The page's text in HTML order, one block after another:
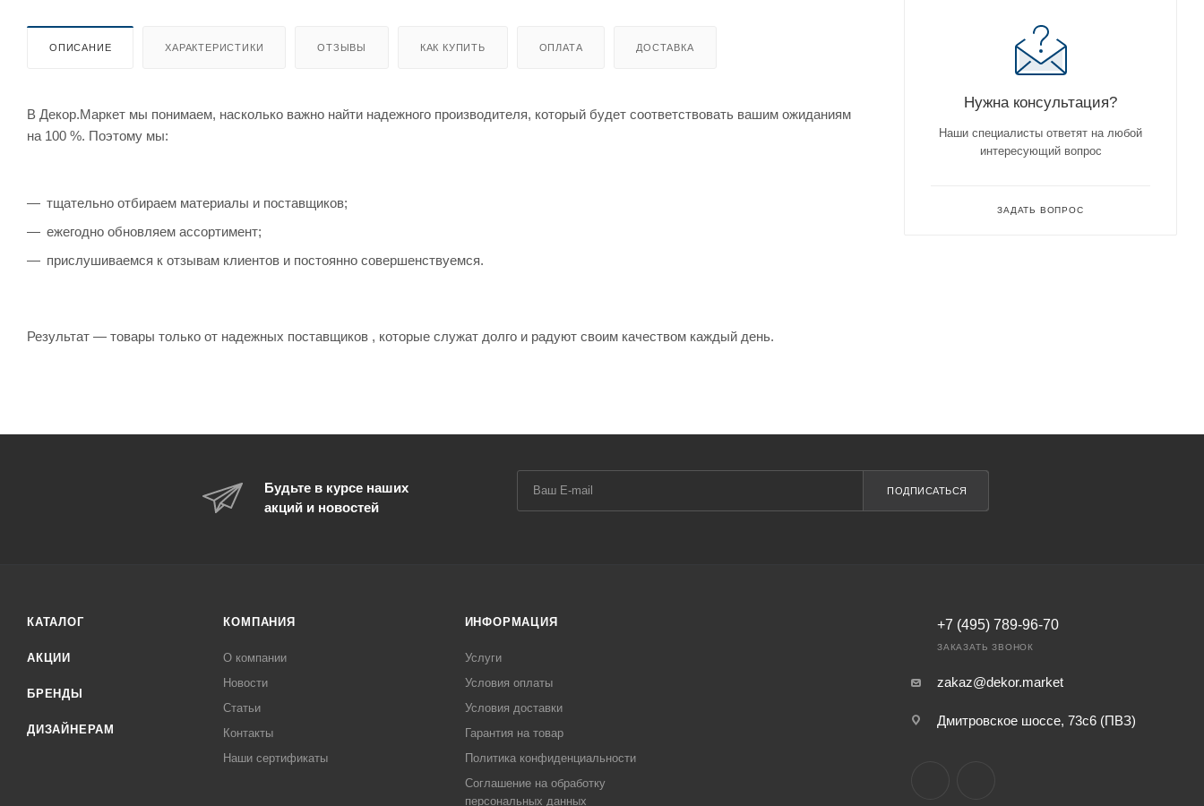
ОПИСАНИЕ ХАРАКТЕРИСТИКИ ОТЗЫВЫ КАК КУПИТЬ ОПЛАТА ДОСТАВКА
В Декор.Маркет мы понимаем, насколько важно найти надежного производителя, который будет соответствовать вашим ожиданиям
на 100 %. Поэтому мы:
тщательно отбираем материалы и поставщиков;
ежегодно обновляем ассортимент;
прислушиваемся к отзывам клиентов и постоянно совершенствуемся.
Результат — товары только от надежных поставщиков , которые служат долго и радуют своим качеством каждый день.
Нужна консультация?
Наши специалисты ответят на любой
интересующий вопрос
ЗАДАТЬ ВОПРОС
Будьте в курсе наших
акций и новостей
ПОДПИСАТЬСЯ
КАТАЛОГ
АКЦИИ
БРЕНДЫ
ДИЗАЙНЕРАМ
КОМПАНИЯ
О компании
Новости
Статьи
Контакты
Наши сертификаты
ИНФОРМАЦИЯ
Услуги
Условия оплаты
Условия доставки
Гарантия на товар
Политика конфиденциальности
Соглашение на обработку
персональных данных
+7 (495) 789-96-70
ЗАКАЗАТЬ ЗВОНОК
zakaz@dekor.market
Дмитровское шоссе, 73с6 (ПВЗ)